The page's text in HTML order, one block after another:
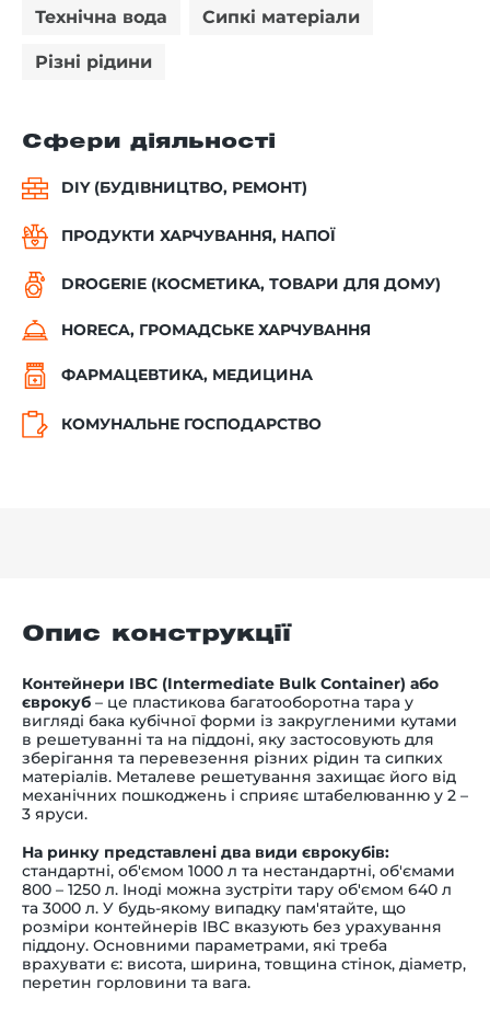
Технічна вода Сипкі матеріали
Різні рідини
Сфери діяльності
DIY (БУДІВНИЦТВО, РЕМОНТ)
ПРОДУКТИ ХАРЧУВАННЯ, НАПОЇ
DROGERIE (КОСМЕТИКА, ТОВАРИ ДЛЯ ДОМУ)
HORECA, ГРОМАДСЬКЕ ХАРЧУВАННЯ
ФАРМАЦЕВТИКА, МЕДИЦИНА
КОМУНАЛЬНЕ ГОСПОДАРСТВО
Опис конструкції
Контейнери IBC (Intermediate Bulk Container) або
єврокуб – це пластикова багатооборотна тара у
вигляді бака кубічної форми із закругленими кутами
в решетуванні та на піддоні, яку застосовують для
зберігання та перевезення різних рідин та сипких
матеріалів. Металеве решетування захищає його від
механічних пошкоджень і сприяє штабелюванню у 2 –
3 яруси.
На ринку представлені два види єврокубів:
стандартні, об'ємом 1000 л та нестандартні, об'ємами
800 – 1250 л. Іноді можна зустріти тару об'ємом 640 л
та 3000 л. У будь-якому випадку пам'ятайте, що
розміри контейнерів IBC вказують без урахування
піддону. Основними параметрами, які треба
врахувати є: висота, ширина, товщина стінок, діаметр,
перетин горловини та вага.